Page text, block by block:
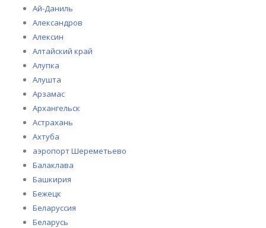
Ай-Даниль
Александров
Алексин
Алтайский край
Алупка
Алушта
Арзамас
Архангельск
Астрахань
Ахтуба
аэропорт Шереметьево
Балаклава
Башкирия
Бежецк
Беларуссия
Беларусь